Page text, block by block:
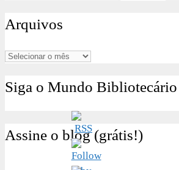
Arquivos
Arquivos
Siga o Mundo Bibliotecário
Assine o blog (grátis!)